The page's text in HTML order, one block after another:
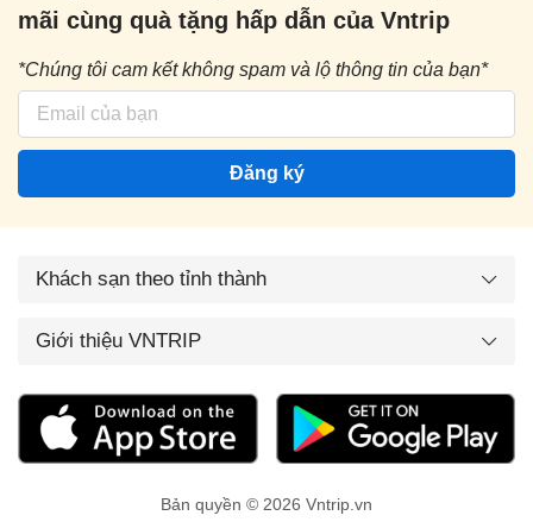
mãi cùng quà tặng hấp dẫn của Vntrip
*Chúng tôi cam kết không spam và lộ thông tin của bạn*
Đăng ký
Khách sạn theo tỉnh thành
Giới thiệu VNTRIP
Bản quyền © 2026 Vntrip.vn